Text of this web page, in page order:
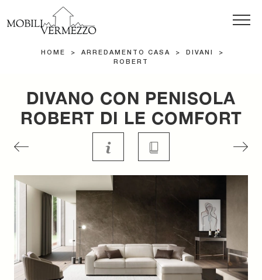
HOME > ARREDAMENTO CASA > DIVANI
>
ROBERT
DIVANO CON PENISOLA
ROBERT DI LE COMFORT